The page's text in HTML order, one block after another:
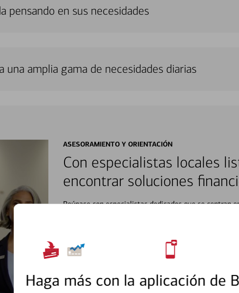
Haga más con la aplicación de
pensando en sus necesidades
amplia gama de necesidades diarias
ASESORAMIENTO Y ORIENTACIÓN
Con especialistas locales
encontrar soluciones
Reúnase con especialistas dedicados que se centran
orientación que necesita, en cualquier situación en
personales, hasta el ahorro para grandes compras,
inicio o crecimiento de su negocio, su futuro se
esté listo, un especialista trabajará con usted en un
Programe una cita